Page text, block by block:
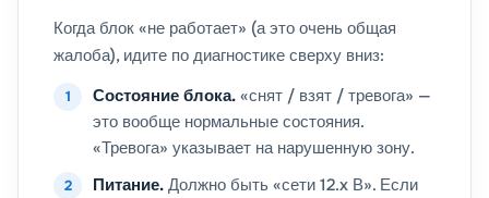
Когда блок «не работает» (а это очень общая
жалоба), идите по диагностике сверху вниз:
Состояние блока. «снят / взят / тревога» —
это вообще нормальные состояния.
«Тревога» указывает на нарушенную зону.
Питание. Должно быть «сети 12.x В». Если